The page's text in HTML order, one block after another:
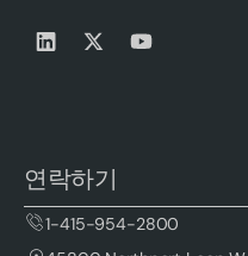
연락하기
1-415-954-2800